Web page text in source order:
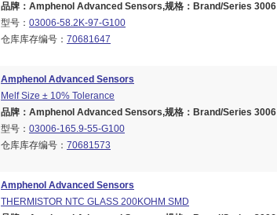
品牌：Amphenol Advanced Sensors,规格：Brand/Series
型号： 03006-58.2K-97-G100
仓库库存编号： 70681647
Amphenol Advanced Sensors
Melf Size ± 10% Tolerance
品牌：Amphenol Advanced Sensors,规格：Brand/Series
型号： 03006-165.9-55-G100
仓库库存编号： 70681573
Amphenol Advanced Sensors
THERMISTOR NTC GLASS 200KOHM SMD